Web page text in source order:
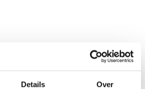
Details Over